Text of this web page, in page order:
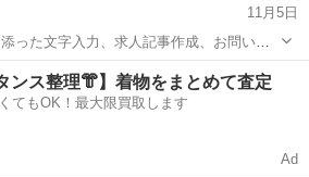
11月5日
った文字入力、求人記事作成、お問い合
など。 ・初心者の方でも安心
す ・作業量に比例して報 酬 U P！が見込
ペーン SNS
ンス整理👘】着物をまとめて査定
てもOK！最大限買取します
Ad